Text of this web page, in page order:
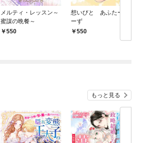
メルティ・レッスン～
蜜謀の晩餐～
550
想いびと あふたー泡
ーず
550
もっと見る